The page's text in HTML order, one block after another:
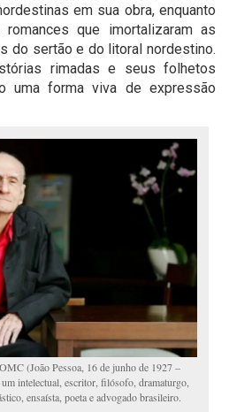
em sua obra, enquanto
que imortalizaram as
do sertão e do litoral nordestino.
rimadas e seus folhetos
uma forma viva de expressão
(João Pessoa, 16 de junho de 1927 –
intelectual, escritor, filósofo, dramaturgo,
ensaísta, poeta e advogado brasileiro.